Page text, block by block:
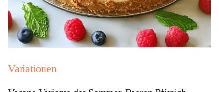
Variationen